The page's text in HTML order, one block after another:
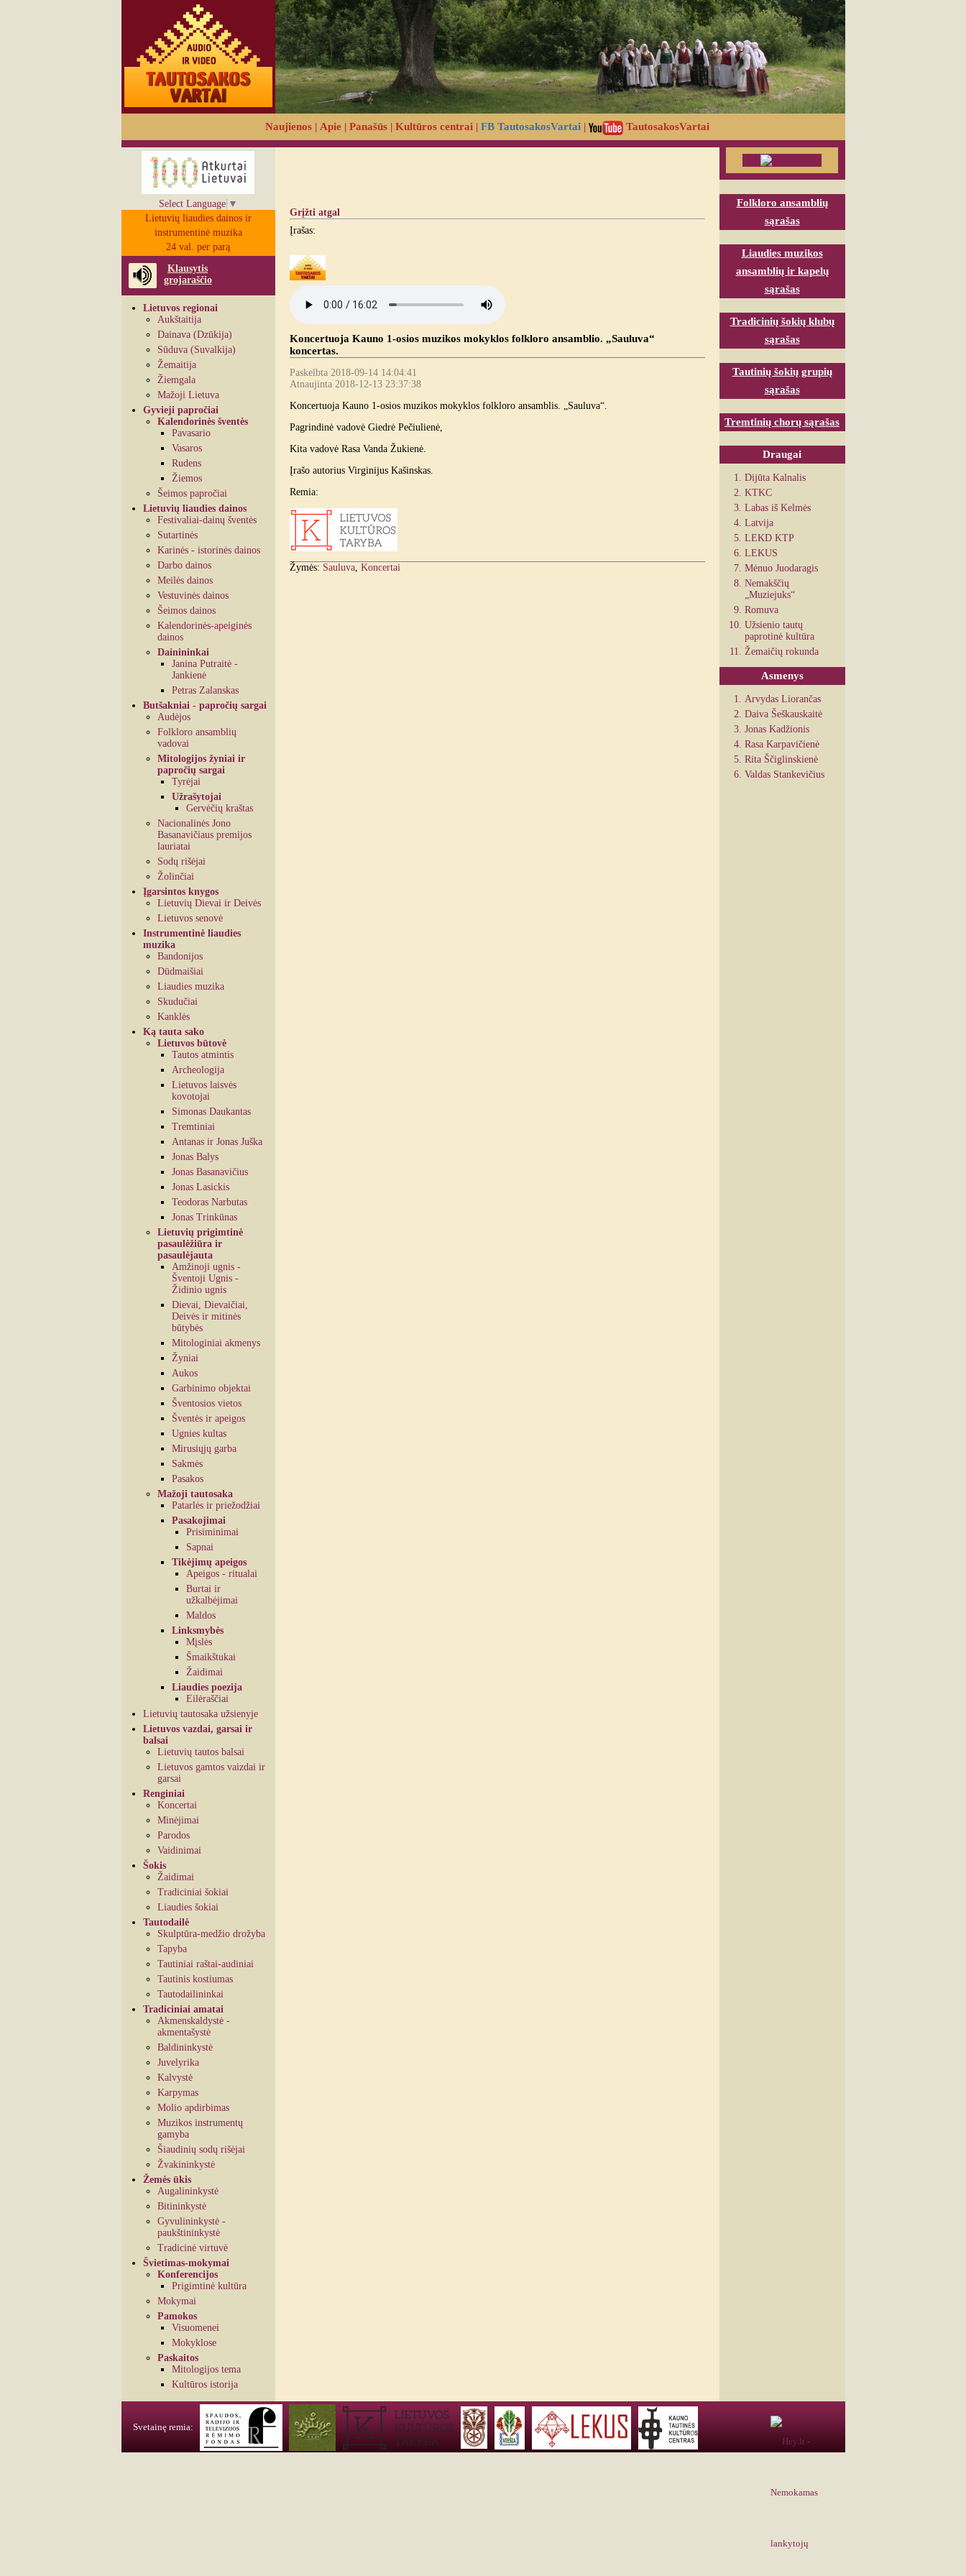
Naujienos| Apie | Panašūs| Kultūros centrai| FB TautosakosVartai | TautosakosVartai
Select Language ▼
Lietuvių liaudies dainos ir
instrumentinė muzika
24 val. per parą
Klausytis
grojaraščio
Lietuvos regionai
Aukštaitija
Dainava (Dzūkija)
Sūduva (Suvalkija)
Žemaitija
Žiemgala
Mažoji Lietuva
Gyvieji papročiai
Kalendorinės šventės
Pavasario
Vasaros
Rudens
Žiemos
Šeimos papročiai
Lietuvių liaudies dainos
Festivaliai-dainų šventės
Sutartinės
Karinės - istorinės dainos
Darbo dainos
Meilės dainos
Vestuvinės dainos
Šeimos dainos
Kalendorinės-apeiginės
dainos
Dainininkai
Janina Putraitė -
Jankienė
Petras Zalanskas
Butšakniai - papročių sargai
Audėjos
Folkloro ansamblių
vadovai
Mitologijos žyniai ir
papročių sargai
Tyrėjai
Užrašytojai
Gervėčių kraštas
Nacionalinės Jono
Basanavičiaus premijos
lauriatai
Sodų rišėjai
Žolinčiai
Įgarsintos knygos
Lietuvių Dievai ir Deivės
Lietuvos senovė
Instrumentinė liaudies
muzika
Bandonijos
Dūdmaišiai
Liaudies muzika
Skudučiai
Kanklės
Ką tauta sako
Lietuvos būtovė
Tautos atmintis
Archeologija
Lietuvos laisvės
kovotojai
Simonas Daukantas
Tremtiniai
Antanas ir Jonas Juška
Jonas Balys
Jonas Basanavičius
Jonas Lasickis
Teodoras Narbutas
Jonas Trinkūnas
Lietuvių prigimtinė
pasaulėžiūra ir
pasaulėjauta
Amžinoji ugnis -
Šventoji Ugnis -
Židinio ugnis
Dievai, Dievaičiai,
Deivės ir mitinės
būtybės
Mitologiniai akmenys
Žyniai
Aukos
Garbinimo objektai
Šventosios vietos
Šventės ir apeigos
Ugnies kultas
Mirusiųjų garba
Sakmės
Pasakos
Mažoji tautosaka
Patarlės ir priežodžiai
Pasakojimai
Prisiminimai
Sapnai
Tikėjimų apeigos
Apeigos - ritualai
Burtai ir
užkalbėjimai
Maldos
Linksmybės
Mįslės
Šmaikštukai
Žaidimai
Liaudies poezija
Eilėraščiai
Lietuvių tautosaka užsienyje
Lietuvos vazdai, garsai ir
balsai
Lietuvių tautos balsai
Lietuvos gamtos vaizdai ir
garsai
Renginiai
Koncertai
Minėjimai
Parodos
Vaidinimai
Šokis
Žaidimai
Tradiciniai šokiai
Liaudies šokiai
Tautodailė
Skulptūra-medžio drožyba
Tapyba
Tautiniai raštai-audiniai
Tautinis kostiumas
Tautodailininkai
Tradiciniai amatai
Akmenskaldystė -
akmentašystė
Baldininkystė
Juvelyrika
Kalvystė
Karpymas
Molio apdirbimas
Muzikos instrumentų
gamyba
Šiaudinių sodų rišėjai
Žvakininkystė
Žemės ūkis
Augalininkystė
Bitininkystė
Gyvulininkystė -
paukštininkystė
Tradicinė virtuvė
Švietimas-mokymai
Konferencijos
Prigimtinė kultūra
Mokymai
Pamokos
Visuomenei
Mokyklose
Paskaitos
Mitologijos tema
Kultūros istorija
Grįžti atgal
Įrašas:
Koncertuoja Kauno 1-osios muzikos mokyklos folkloro ansamblio. „Sauluva“
koncertas.
Paskelbta 2018-09-14 14:04:41
Atnaujinta 2018-12-13 23:37:38
Koncertuoja Kauno 1-osios muzikos mokyklos folkloro ansamblis. „Sauluva“.
Pagrindinė vadovė Giedrė Pečiulienė,
Kita vadovė Rasa Vanda Žukienė.
Įrašo autorius Virginijus Kašinskas.
Remia:
Žymės: Sauluva, Koncertai
Folkloro ansamblių
sąrašas
Liaudies muzikos
ansamblių ir kapelų
sąrašas
Tradicinių šokių klubų
sąrašas
Tautinių šokių grupių
sąrašas
Tremtinių chorų sąrašas
Draugai
Dijūta Kalnalis
KTKC
Labas iš Kelmės
Latvija
LEKD KTP
LEKUS
Mėnuo Juodaragis
Nemakščių
„Muziejuks“
Romuva
Užsienio tautų
paprotinė kultūra
Žemaičių rokunda
Asmenys
Arvydas Liorančas
Daiva Šeškauskaitė
Jonas Kadžionis
Rasa Karpavičienė
Rita Ščiglinskienė
Valdas Stankevičius
Svetainę remia: